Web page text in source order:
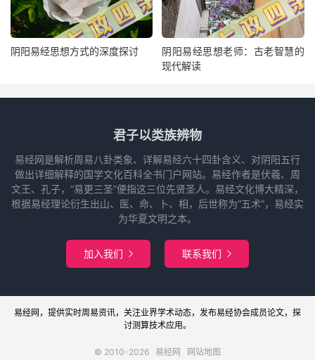
阴阳易经思想方式的深度探讨
阴阳易经思想老师：古老智慧的
现代解读
君子以类族辨物
易经网是解析周易八卦类象、详解易经六十四卦含义、对阴阳五行
做出详细解释的国学文化百科全书门户网站。易经作者是伏羲、周
文王、孔子，“易更三圣”便指这三位先贤圣人。易经文化博大精深，
根据易经理论衍生出山、医、命、卜、相，后世称为“五术”，易经实
为华夏文明之本。
加入我们  联系我们 
易经网 ，提供实时周易资讯，关注业界学术动态，发布易经协会成员论文，探
讨测算技术应用。
© 2010-2026 易经网 网站地图